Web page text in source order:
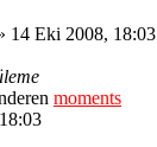
14 Eki 2008, 18:03
moments